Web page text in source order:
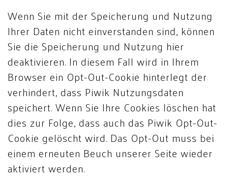
Wenn Sie mit der Speicherung und Nutzung
Ihrer Daten nicht einverstanden sind, können
Sie die Speicherung und Nutzung hier
deaktivieren. In diesem Fall wird in Ihrem
Browser ein Opt-Out-Cookie hinterlegt der
verhindert, dass Piwik Nutzungsdaten
speichert. Wenn Sie Ihre Cookies löschen hat
dies zur Folge, dass auch das Piwik Opt-Out-
Cookie gelöscht wird. Das Opt-Out muss bei
einem erneuten Beuch unserer Seite wieder
aktiviert werden.